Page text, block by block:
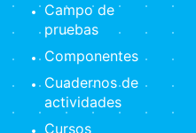
Campo de
pruebas
Componentes
Cuadernos de
actividades
Cursos